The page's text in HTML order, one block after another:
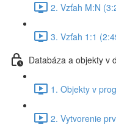
2. Vzťah M:N
3. Vzťah 1:1
Databáza a objekty v
1. Objekty v
2. Vytvorenie